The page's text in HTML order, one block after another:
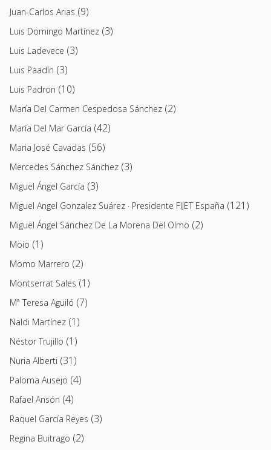
Juan-Carlos Arias (9)
Luis Domingo Martínez (3)
Luis Ladevece (3)
Luis Paadín (3)
Luis Padron (10)
María Del Carmen Cespedosa Sánchez (2)
María Del Mar García (42)
Maria José Cavadas (56)
Mercedes Sánchez Sánchez (3)
Miguel Ángel García (3)
Miguel Angel Gonzalez Suárez · Presidente FIJET España (121)
Miguel Ángel Sánchez De La Morena Del Olmo (2)
Moio (1)
Momo Marrero (2)
Montserrat Sales (1)
Mª Teresa Aguiló (7)
Naldi Martínez (1)
Néstor Trujillo (1)
Nuria Alberti (31)
Paloma Ausejo (4)
Rafael Ansón (4)
Raquel García Reyes (3)
Regina Buitrago (2)